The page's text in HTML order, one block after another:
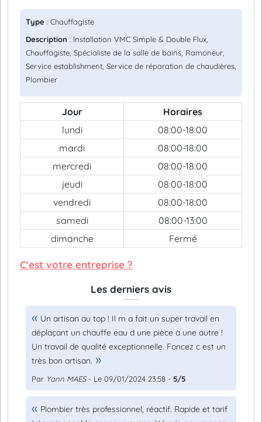
Type : Chauffagiste
Description : Installation VMC Simple & Double Flux,
Chauffagiste, Spécialiste de la salle de bains, Ramoneur,
Service establishment, Service de réparation de chaudières,
Plombier
Jour
Horaires
lundi
08:00-18:00
mardi
08:00-18:00
mercredi
08:00-18:00
jeudi
08:00-18:00
vendredi
08:00-18:00
samedi
08:00-13:00
dimanche
Fermé
C'est votre entreprise ?
Les derniers avis
Un artisan au top ! Il m a fait un super travail en
déplaçant un chauffe eau d une pièce à une autre !
Un travail de qualité exceptionnelle. Foncez c est un
très bon artisan.
Par Yann MAES- Le 09/01/2024 23:58 - 5/5
Plombier très professionnel, réactif. Rapide et tarif